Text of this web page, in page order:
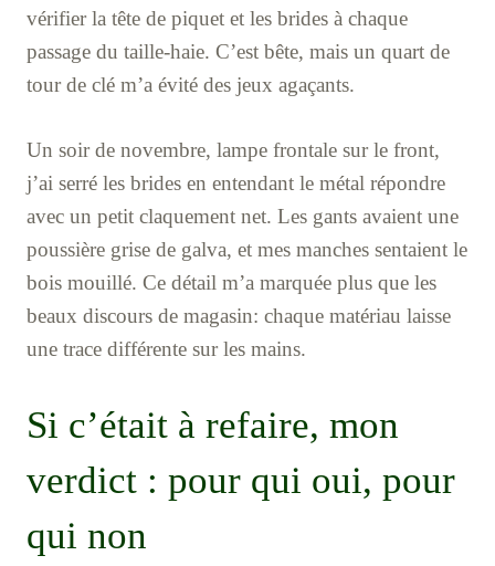
vérifier la tête de piquet et les brides à chaque
passage du taille-haie. C’est bête, mais un quart de
tour de clé m’a évité des jeux agaçants.
Un soir de novembre, lampe frontale sur le front,
j’ai serré les brides en entendant le métal répondre
avec un petit claquement net. Les gants avaient une
poussière grise de galva, et mes manches sentaient le
bois mouillé. Ce détail m’a marquée plus que les
beaux discours de magasin: chaque matériau laisse
une trace différente sur les mains.
Si c’était à refaire, mon
verdict : pour qui oui, pour
qui non